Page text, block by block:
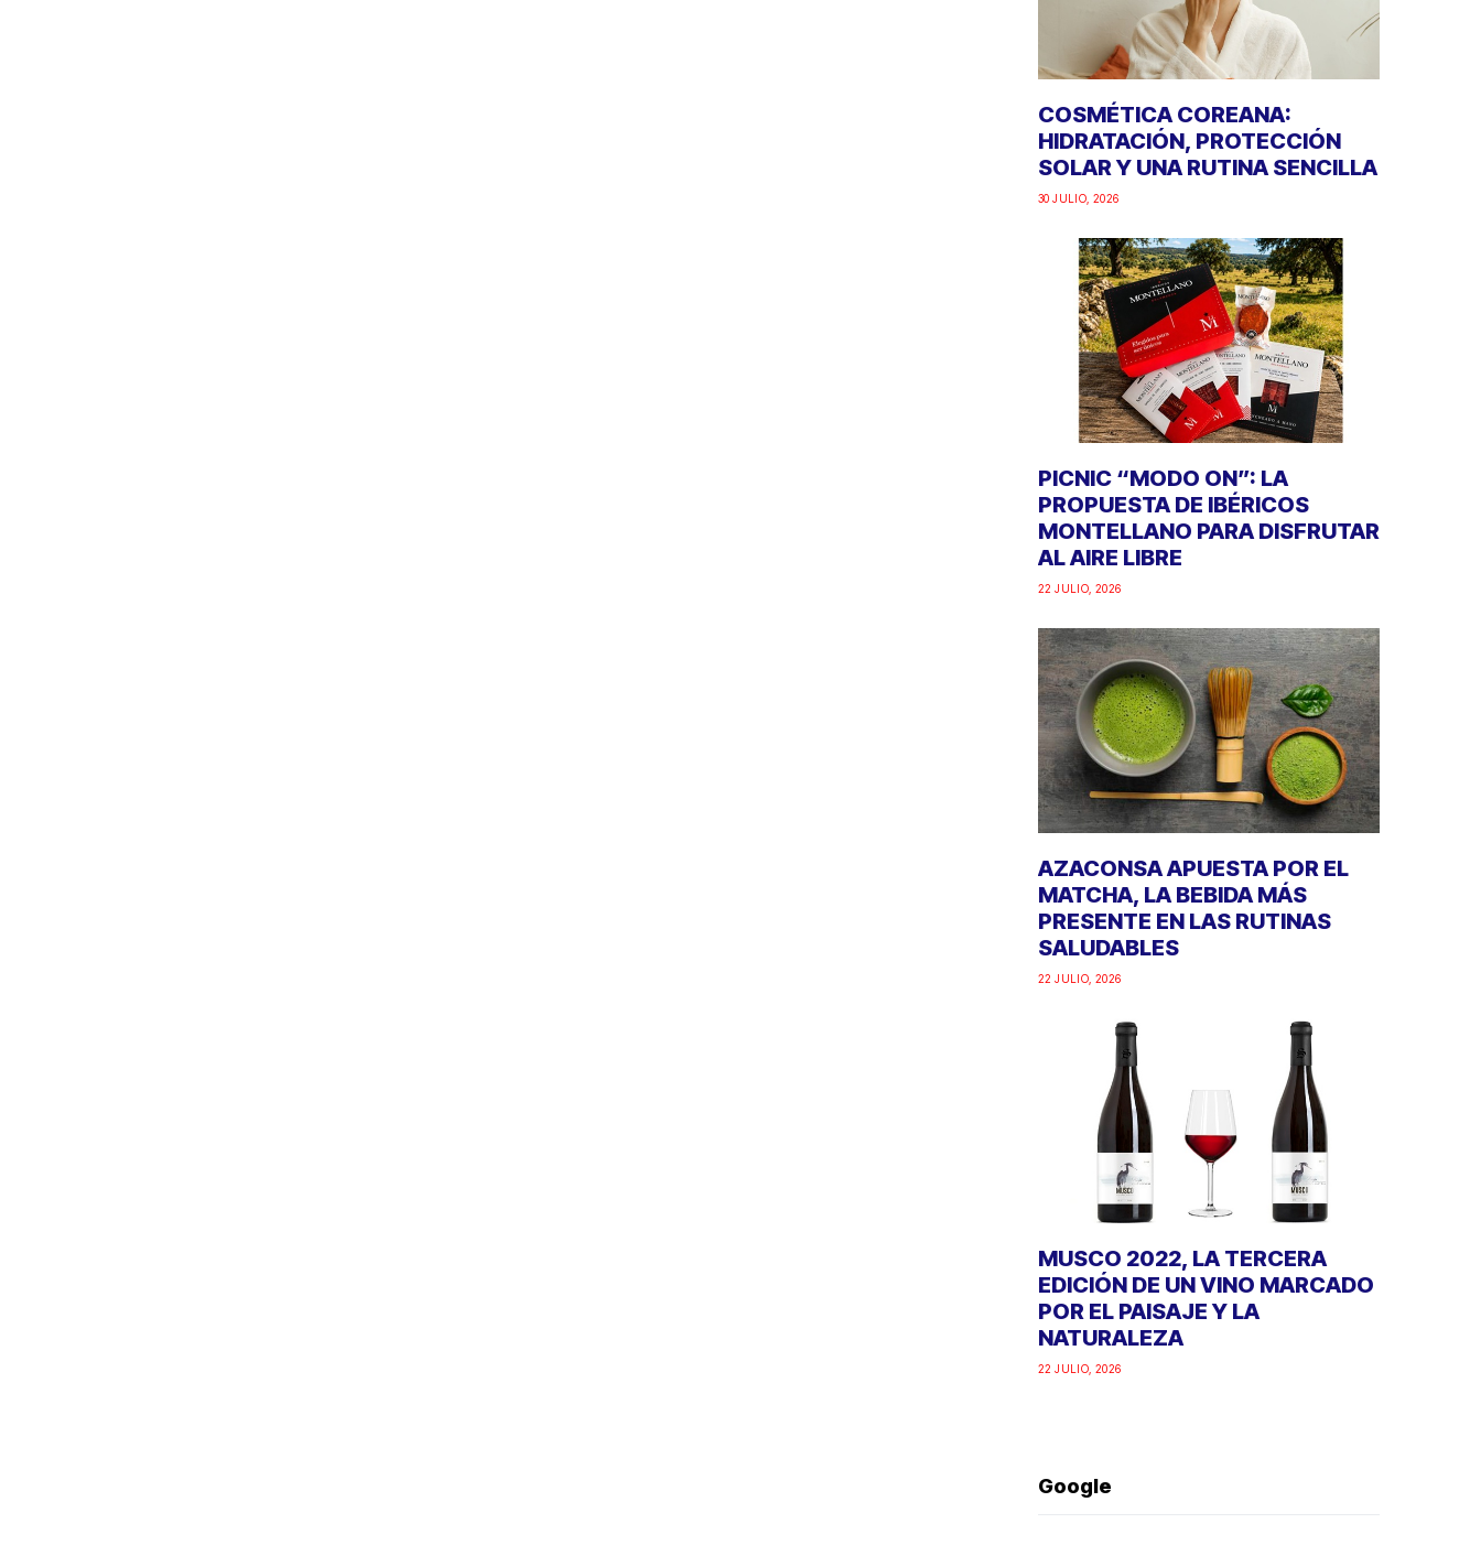
COSMÉTICA COREANA:
HIDRATACIÓN, PROTECCIÓN
SOLAR Y UNA RUTINA SENCILLA
30 JULIO, 2026
PICNIC “MODO ON”: LA
PROPUESTA DE IBÉRICOS
MONTELLANO PARA DISFRUTAR
AL AIRE LIBRE
22 JULIO, 2026
AZACONSA APUESTA POR EL
MATCHA, LA BEBIDA MÁS
PRESENTE EN LAS RUTINAS
SALUDABLES
22 JULIO, 2026
MUSCO 2022, LA TERCERA
EDICIÓN DE UN VINO MARCADO
POR EL PAISAJE Y LA
NATURALEZA
22 JULIO, 2026
Google